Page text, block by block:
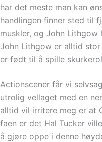
har det meste man kan
handlingen finner sted til
muskler, og John
John Lithgow er alltid stor
er født til å spille
Actionscener får vi
utrolig vellaget med en
alltid vil irritere meg er at
faen er det Hal Tucker
å gjøre oppe i denne